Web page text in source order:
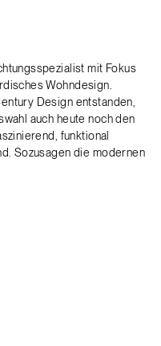
mit Fokus
Wohndesign.
Design entstanden,
auch heute noch den
funktional
Sozusagen die modernen